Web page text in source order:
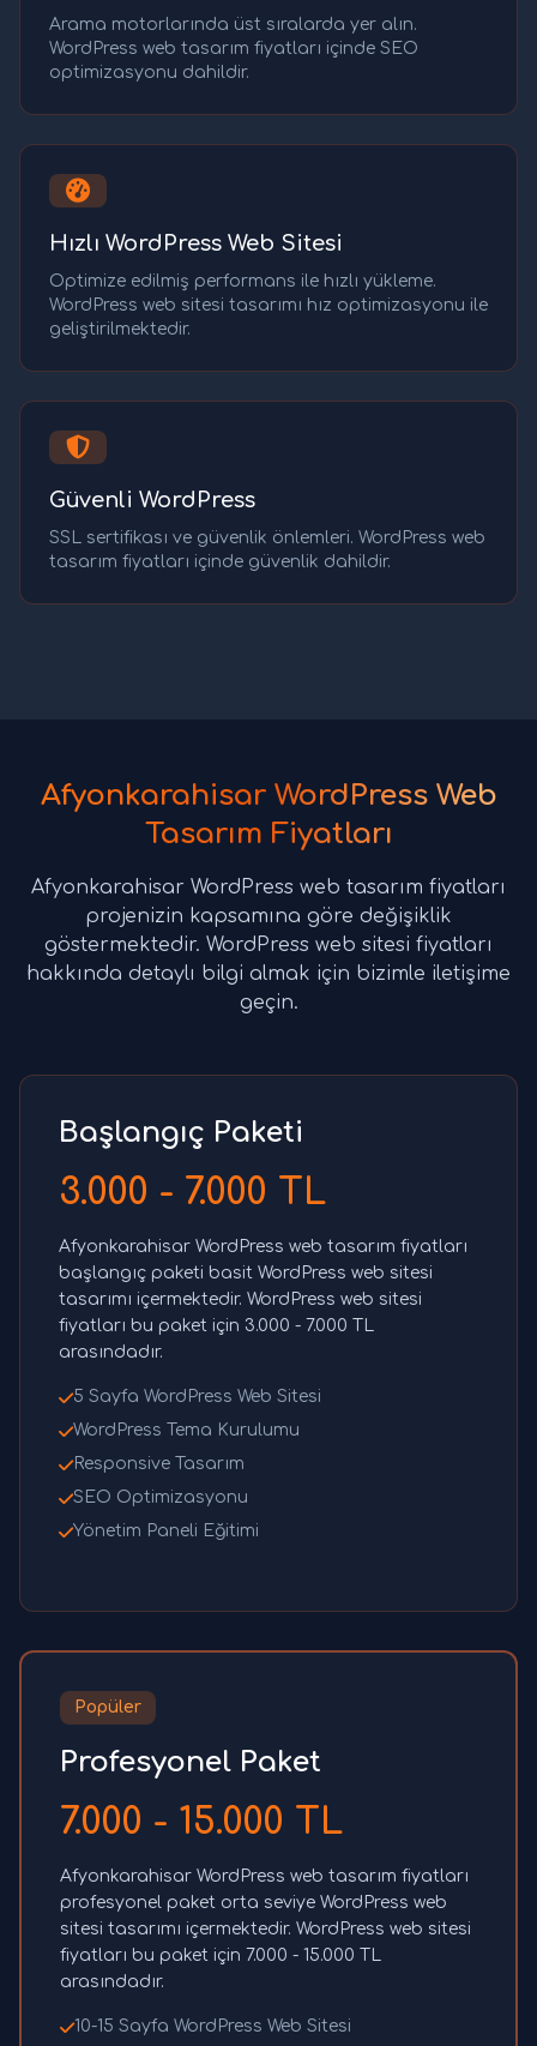
Arama motorlarında üst sıralarda yer alın.
WordPress web tasarım fiyatları içinde SEO
optimizasyonu dahildir.
Hızlı WordPress Web Sitesi
Optimize edilmiş performans ile hızlı yükleme.
WordPress web sitesi tasarımı hız optimizasyonu ile
geliştirilmektedir.
Güvenli WordPress
SSL sertifikası ve güvenlik önlemleri. WordPress web
tasarım fiyatları içinde güvenlik dahildir.
Afyonkarahisar WordPress Web
Tasarım Fiyatları
Afyonkarahisar WordPress web tasarım fiyatları
projenizin kapsamına göre değişiklik
göstermektedir. WordPress web sitesi fiyatları
hakkında detaylı bilgi almak için bizimle iletişime
geçin.
Başlangıç Paketi
3.000 - 7.000 TL
Afyonkarahisar WordPress web tasarım fiyatları
başlangıç paketi basit WordPress web sitesi
tasarımı içermektedir. WordPress web sitesi
fiyatları bu paket için 3.000 - 7.000 TL
arasındadır.
5 Sayfa WordPress Web Sitesi
WordPress Tema Kurulumu
Responsive Tasarım
SEO Optimizasyonu
Yönetim Paneli Eğitimi
Popüler
Profesyonel Paket
7.000 - 15.000 TL
Afyonkarahisar WordPress web tasarım fiyatları
profesyonel paket orta seviye WordPress web
sitesi tasarımı içermektedir. WordPress web sitesi
fiyatları bu paket için 7.000 - 15.000 TL
arasındadır.
10-15 Sayfa WordPress Web Sitesi